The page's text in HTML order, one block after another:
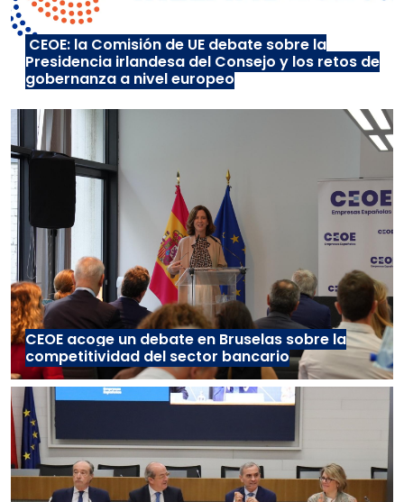
CEOE: la Comisión de UE debate sobre la
Presidencia irlandesa del Consejo y los retos de
gobernanza a nivel europeo
CEOE acoge un debate en Bruselas sobre la
competitividad del sector bancario